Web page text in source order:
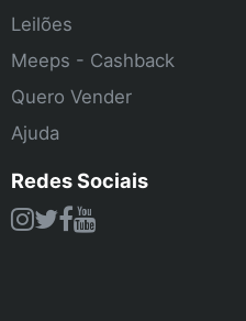
Leilões
Meeps - Cashback
Quero Vender
Ajuda
Redes Sociais